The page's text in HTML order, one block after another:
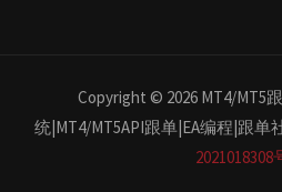
Copyright © 2026 MT4/MT5
统|MT4/MT5API跟单|EA编程|跟单
2021018308